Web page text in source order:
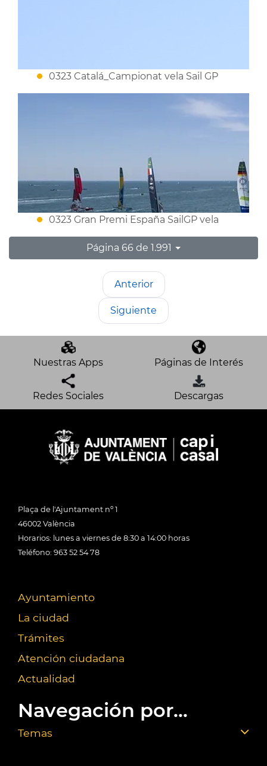
0323 Catalá_Campionat vela Sail GP
0323 Gran Premi España SailGP vela
Página 66 de 1.991
Anterior
Siguiente
Nuestras Apps Páginas de Interés
Redes Sociales Descargas
Plaça de l'Ajuntament nº 1
46002 València
Horarios: lunes a viernes de 8:30 a 14:00 horas
Teléfono: 963 52 54 78
Ayuntamiento
La ciudad
Trámites
Atención ciudadana
Actualidad
Navegación por...
Temas